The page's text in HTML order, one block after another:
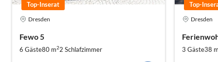
Dresden
Fewo 5
6 Gäste80 m22 Schlafzimmer
Top-Inserat
Dresden
3 Gäste38
Top-